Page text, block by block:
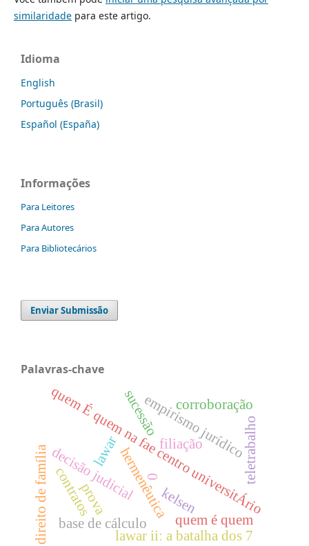
similaridadepara este artigo.
Idioma
English
Português (Brasil)
Español (España)
Informações
Para Leitores
Para Autores
Para Bibliotecários
Enviar Submissão
Palavras-chave
quem É quem na fae centro universitÁrio
prova
decisão judicial
empirismo jurídico
hermenêutica
corroboração
base de cálculo
lawar
lawar ii: a batalha dos 7
0
quem é quem
direito de família
filiação
kelsen
teletrabalho
sucessão
contratos